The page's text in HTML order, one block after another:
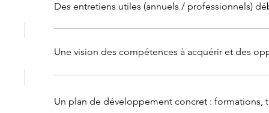
Des entretiens utiles (annuels / professionnels)
Une vision des compétences à acquérir et des
Un plan de développement concret : formations,